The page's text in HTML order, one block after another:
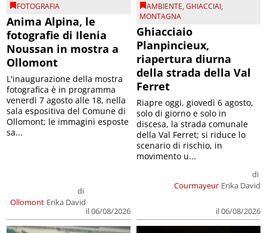
FOTOGRAFIA
Anima Alpina, le
fotografie di Ilenia
Noussan in mostra a
Ollomont
Ollomont
di
Erika David
il 06/08/2026
L'inaugurazione della mostra
fotografica è in programma
venerdì 7 agosto alle 18, nella
sala espositiva del Comune di
Ollomont; le immagini esposte
sa...
AMBIENTE,GHIACCIAI,
MONTAGNA
Ghiacciaio
Planpincieux,
riapertura diurna
della strada della Val
Ferret
Courmayeur
di
Erika David
il 06/08/2026
Riapre oggi, giovedì 6 agosto,
solo di giorno e solo in
discesa, la strada comunale
della Val Ferret; si riduce lo
scenario di rischio, in
movimento u...